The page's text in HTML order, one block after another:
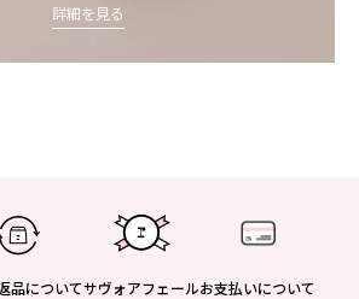
詳細を見る
品についてサヴォアフェールお支払いについて